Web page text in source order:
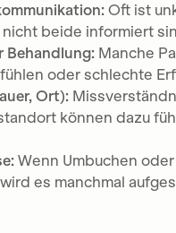
Oft ist
beide informiert
Behandlung: Manche
oder schlechte
Ort):
können dazu
Wenn Umbuchen
es manchmal